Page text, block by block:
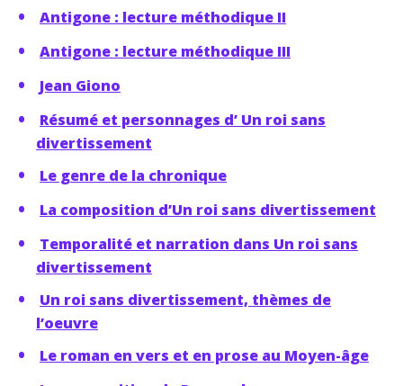
Antigone : lecture méthodique II
Antigone : lecture méthodique III
Jean Giono
Résumé et personnages d’ Un roi sans
divertissement
Le genre de la chronique
La composition d’Un roi sans divertissement
Temporalité et narration dans Un roi sans
divertissement
Un roi sans divertissement, thèmes de
l’oeuvre
Le roman en vers et en prose au Moyen-âge